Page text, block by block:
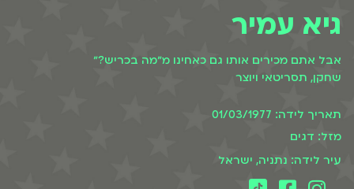
גיא עמיר
אבל אתם מכירים אותו גם כאחינו מ״מה בכריש?״
שחקן, תסריטאי ויוצר
תאריך לידה: 01/03/1977
מזל: דגים
עיר לידה: נתניה, ישראל